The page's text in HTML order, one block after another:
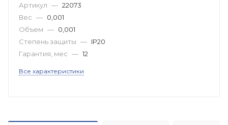
Артикул — 22073
Вес — 0,001
Объем — 0,001
Степень защиты — IP20
Гарантия, мес — 12
Все характеристики